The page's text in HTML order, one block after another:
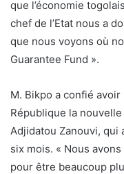
que l’économie
chef de l’Etat nous a
que nous voyons où
Guarantee Fund ».
M. Bikpo a confié
République la
Adjidatou Zanouvi, qui
six mois. « Nous
pour être beaucoup